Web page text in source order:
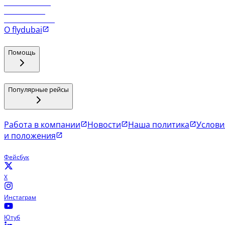
О flydubai
Помощь
Популярные рейсы
Работа в компании Новости Наша политика
и положения
Фейсбук
X
Инстаграм
Ютуб